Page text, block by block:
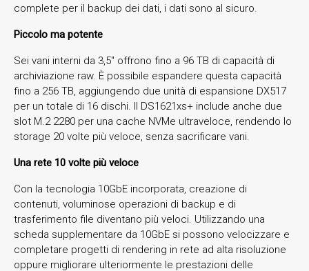
complete per il backup dei dati, i dati sono al sicuro.
Piccolo ma potente
Sei vani interni da 3,5″ offrono fino a 96 TB di capacità di
archiviazione raw. È possibile espandere questa capacità
fino a 256 TB, aggiungendo due unità di espansione DX517
per un totale di 16 dischi. Il DS1621xs+ include anche due
slot M.2 2280 per una cache NVMe ultraveloce, rendendo lo
storage 20 volte più veloce, senza sacrificare vani.
Una rete 10 volte più veloce
Con la tecnologia 10GbE incorporata, creazione di
contenuti, voluminose operazioni di backup e di
trasferimento file diventano più veloci. Utilizzando una
scheda supplementare da 10GbE si possono velocizzare e
completare progetti di rendering in rete ad alta risoluzione
oppure migliorare ulteriormente le prestazioni delle